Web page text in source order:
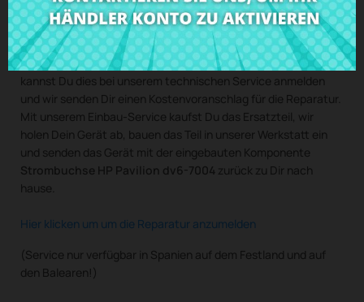
bei CRParts - GEBRAUCHTES ORIGINALPRODUKT - auch mit
unserem Einbau-Service verfügbar.
Wenn Du eine Reparatur für deinen Computer brauchst,
kannst Du dies bei unserem technischen Service anmelden
und wir senden Dir einen Kostenvoranschlag für die Reparatur.
Mit unserem Einbau-Service kaufst Du das Ersatzteil, wir
holen Dein Gerät ab, bauen das Teil in unserer Werkstatt ein
und senden das Gerät mit der eingebauten Komponente
Strombuchse HP Pavilion dv6-7004 zurück zu Dir nach
hause.
Hier klicken um um die Reparatur anzumelden
(Service nur verfügbar in Spanien auf dem Festland und auf
den Balearen!)